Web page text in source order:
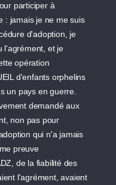
participer à
: jamais je ne me suis
d'adoption, je
l'agrément, et je
opération
d'enfants orphelins
un pays en guerre.
demandé aux
non pas pour
qui n'a jamais
preuve
de la fiabilité des
l'agrément, avaient